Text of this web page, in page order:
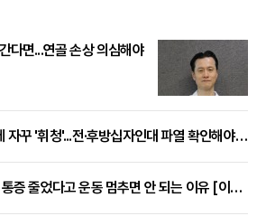
다면...연골 손상 의심해야
무릎 통증 가라앉았는데 자꾸 '휘청'...전·후방십자인대 파열 확인해야 [곽우경 원장 칼럼]
팔 들기 어려운 오십견, 통증 줄었다고 운동 멈추면 안 되는 이유 [이병욱 원장 칼럼]